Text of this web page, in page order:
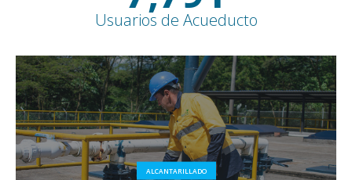
Usuarios de Acueducto
ALCANTARILLADO